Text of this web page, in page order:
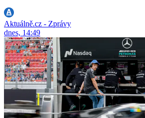
Aktuálně.cz - Zprávy
dnes, 14:49